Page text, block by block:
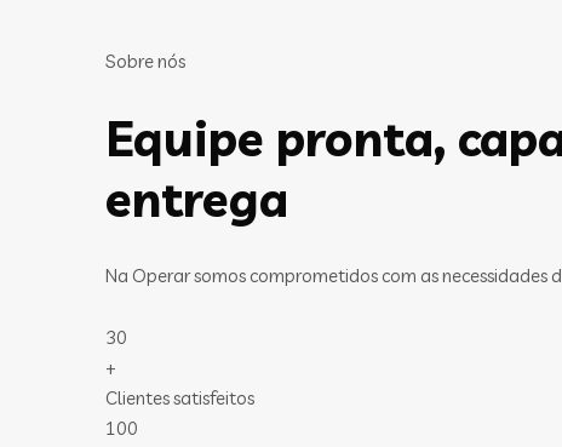
Sobre nós
Equipe pronta,
entrega
Na Operar somos comprometidos com as necessidades
30
+
Clientes satisfeitos
100